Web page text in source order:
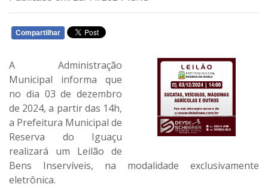
Compartilhar
A Administração
Municipal informa que
no dia 03 de dezembro
de 2024, a partir das 14h,
a Prefeitura Municipal de
Reserva do Iguaçu
realizará um Leilão de
Bens Inservíveis, na modalidade exclusivamente
eletrônica.